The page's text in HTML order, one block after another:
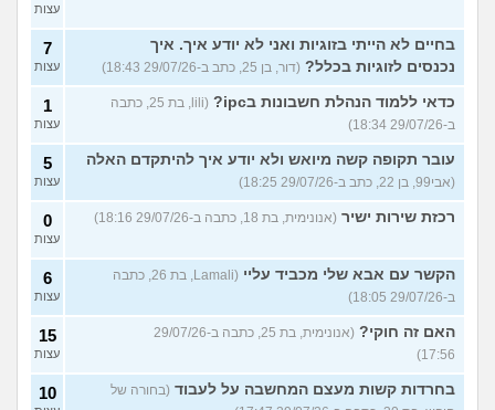
עצות
בחיים לא הייתי בזוגיות ואני לא יודע איך. איך
נכנסים לזוגיות בכלל? (דור, בן 25, כתב ב-29/07/26 18:43)
7
עצות
כדאי ללמוד הנהלת חשבונות בipc?
(lili, בת 25, כתבה
ב-29/07/26 18:34)
1
עצות
עובר תקופה קשה מיואש ולא יודע איך להיתקדם האלה
(אבי99, בן 22, כתב ב-29/07/26 18:25)
5
עצות
רכזת שירות ישיר (אנונימית, בת 18, כתבה ב-29/07/26 18:16) 0
עצות
הקשר עם אבא שלי מכביד עליי
(Lamali, בת 26, כתבה
ב-29/07/26 18:05)
6
עצות
האם זה חוקי?
(אנונימית, בת 25, כתבה ב-29/07/26
17:56)
15
עצות
בחרדות קשות מעצם המחשבה על לעבוד (בחורה של
10